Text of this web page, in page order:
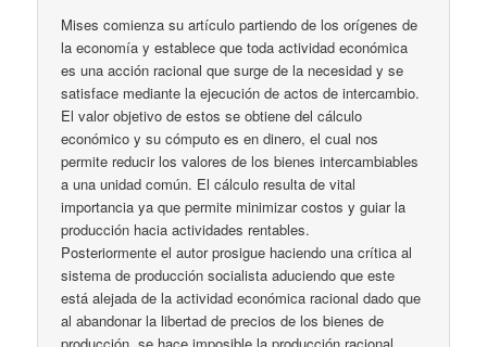
Mises comienza su artículo partiendo de los orígenes de
la economía y establece que toda actividad económica
es una acción racional que surge de la necesidad y se
satisface mediante la ejecución de actos de intercambio.
El valor objetivo de estos se obtiene del cálculo
económico y su cómputo es en dinero, el cual nos
permite reducir los valores de los bienes intercambiables
a una unidad común. El cálculo resulta de vital
importancia ya que permite minimizar costos y guiar la
producción hacia actividades rentables.
Posteriormente el autor prosigue haciendo una crítica al
sistema de producción socialista aduciendo que este
está alejada de la actividad económica racional dado que
al abandonar la libertad de precios de los bienes de